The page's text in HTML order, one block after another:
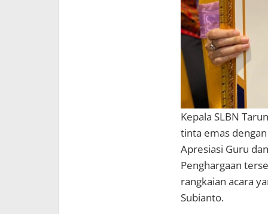
Kepala SLBN
tinta emas
Apresiasi Guru
Penghargaan
rangkaian acara
Subianto.‎‎